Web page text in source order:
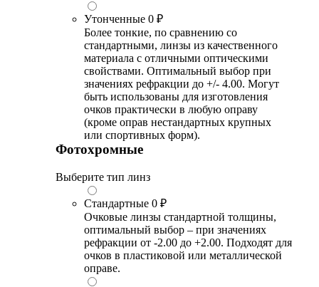
Утонченные 0 ₽
Более тонкие, по сравнению со
стандартными, линзы из качественного
материала с отличными оптическими
свойствами. Оптимальный выбор при
значениях рефракции до +/- 4.00. Могут
быть использованы для изготовления
очков практически в любую оправу
(кроме оправ нестандартных крупных
или спортивных форм).
Фотохромные
Выберите тип линз
Стандартные 0 ₽
Очковые линзы стандартной толщины,
оптимальный выбор – при значениях
рефракции от -2.00 до +2.00. Подходят для
очков в пластиковой или металлической
оправе.